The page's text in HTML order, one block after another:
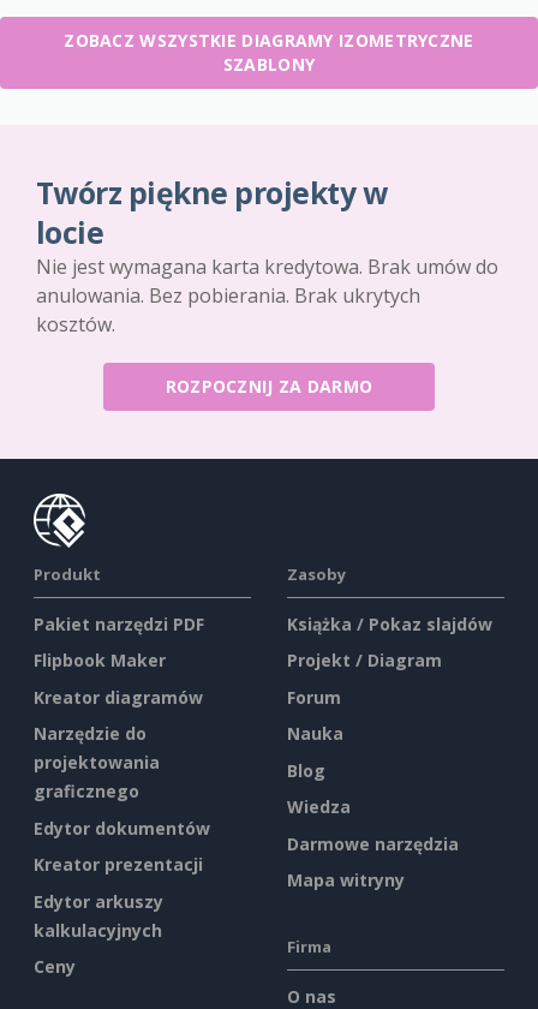
ZOBACZ WSZYSTKIE DIAGRAMY IZOMETRYCZNE
SZABLONY
Twórz piękne projekty w
locie
Nie jest wymagana karta kredytowa. Brak umów do
anulowania. Bez pobierania. Brak ukrytych
kosztów.
ROZPOCZNIJ ZA DARMO
Produkt
Pakiet narzędzi PDF
Flipbook Maker
Kreator diagramów
Narzędzie do
projektowania
graficznego
Edytor dokumentów
Kreator prezentacji
Edytor arkuszy
kalkulacyjnych
Ceny
Zasoby
Książka / Pokaz slajdów
Projekt / Diagram
Forum
Nauka
Blog
Wiedza
Darmowe narzędzia
Mapa witryny
Firma
O nas